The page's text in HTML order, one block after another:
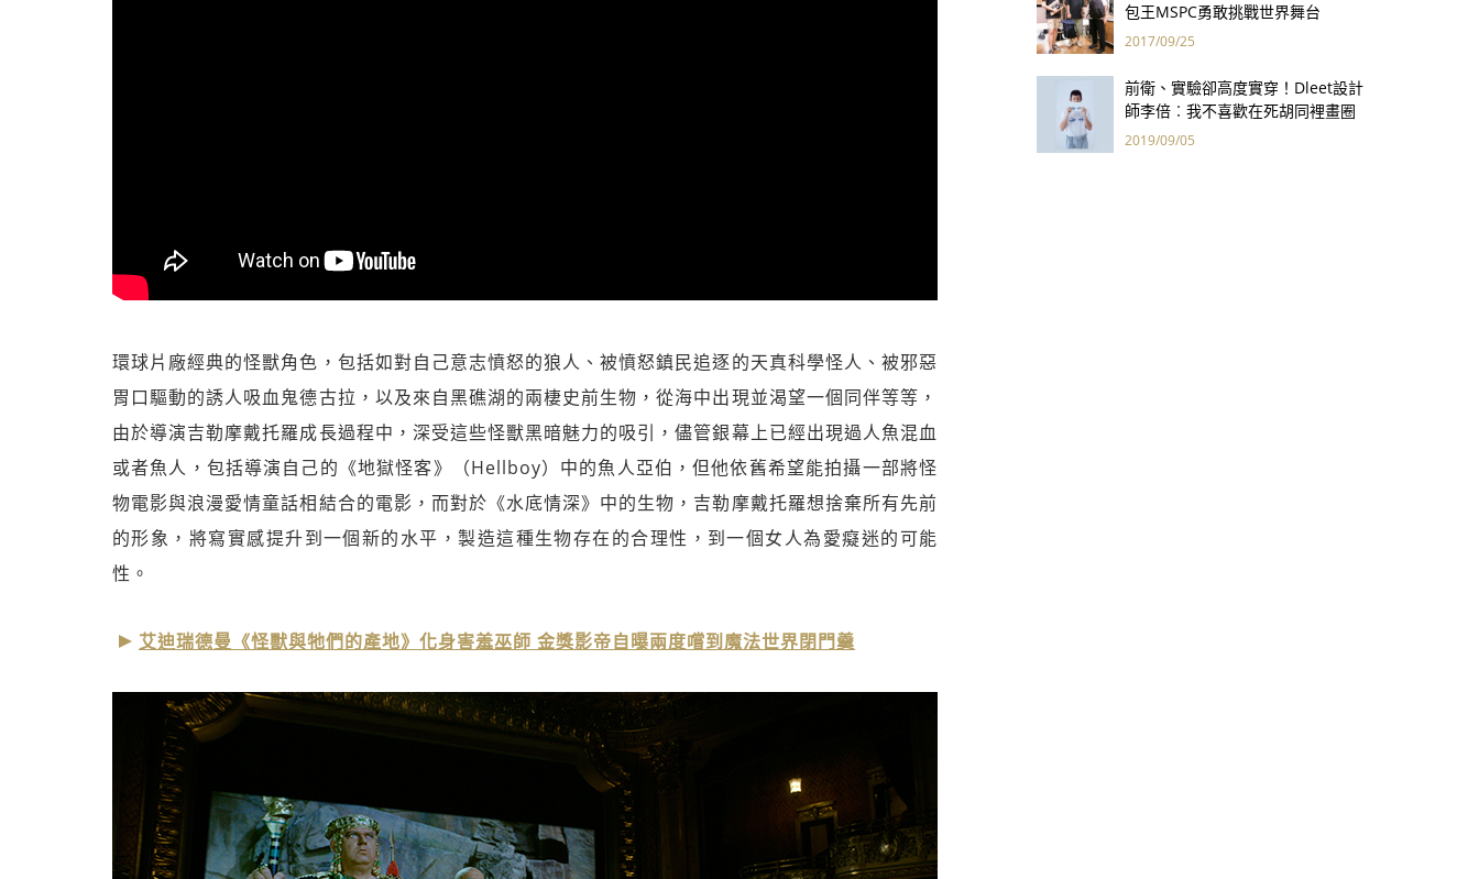
環球片廠經典的怪獸角色，包括如對自己意志憤怒的狼人、被憤怒鎮民追逐的天真科學怪人、被邪惡
胃口驅動的誘人吸血鬼德古拉，以及來自黑礁湖的兩棲史前生物，從海中出現並渴望一個同伴等等，
由於導演吉勒摩戴托羅成長過程中，深受這些怪獸黑暗魅力的吸引，儘管銀幕上已經出現過人魚混血
或者魚人，包括導演自己的《地獄怪客》（Hellboy）中的魚人亞伯，但他依舊希望能拍攝一部將怪
物電影與浪漫愛情童話相結合的電影，而對於《水底情深》中的生物，吉勒摩戴托羅想捨棄所有先前
的形象，將寫實感提升到一個新的水平，製造這種生物存在的合理性，到一個女人為愛癡迷的可能
性。
艾迪瑞德曼《怪獸與牠們的產地》化身害羞巫師 金獎影帝自曝兩度嚐到魔法世界閉門羹
包王MSPC勇敢挑戰世界舞台
2017/09/25
前衛、實驗卻高度實穿！Dleet設計
師李倍︰我不喜歡在死胡同裡畫圈
圈
2019/09/05